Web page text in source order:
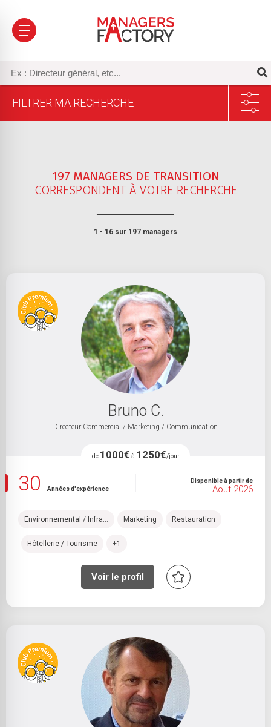
Sélectionnez une ou plusieurs spécialité(s)
Sélectionnez un ou plusieurs métier(s)
800 € 1700 €
15 à 30 ans + de 30 ans
FILTRER MA RECHERCHE
197 MANAGERS DE TRANSITION
CORRESPONDENT À VOTRE RECHERCHE
1 - 16 sur 197 managers
Bruno C.
Directeur Commercial / Marketing / Communication
de 1000€ à 1250€/jour
30 Années d'expérience
Disponible à partir de
Aout 2026
Environnemental / Infra... Marketing Restauration
Hôtellerie / Tourisme +1
Voir le profil